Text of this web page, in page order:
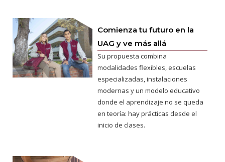
Comienza tu futuro en la
UAG y ve más allá
Su propuesta combina
modalidades flexibles, escuelas
especializadas, instalaciones
modernas y un modelo educativo
donde el aprendizaje no se queda
en teoría: hay prácticas desde el
inicio de clases.